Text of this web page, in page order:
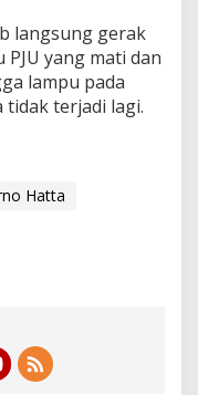
langsung gerak
yang mati dan
lampu pada
tidak terjadi lagi.
Hatta